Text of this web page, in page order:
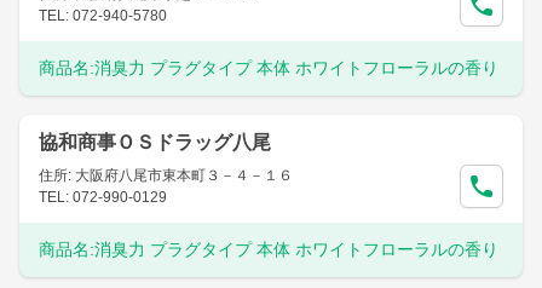
TEL: 072-940-5780
商品名:消臭力 プラグタイプ 本体 ホワイトフローラルの香り
協和商事ＯＳドラッグ八尾
住所: 大阪府八尾市東本町３－４－１６
TEL: 072-990-0129
商品名:消臭力 プラグタイプ 本体 ホワイトフローラルの香り